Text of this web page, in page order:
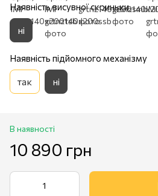
Наявність висувної скриньки
ні
Наявність підйомного механізму
так ні
В наявності
10 890 грн